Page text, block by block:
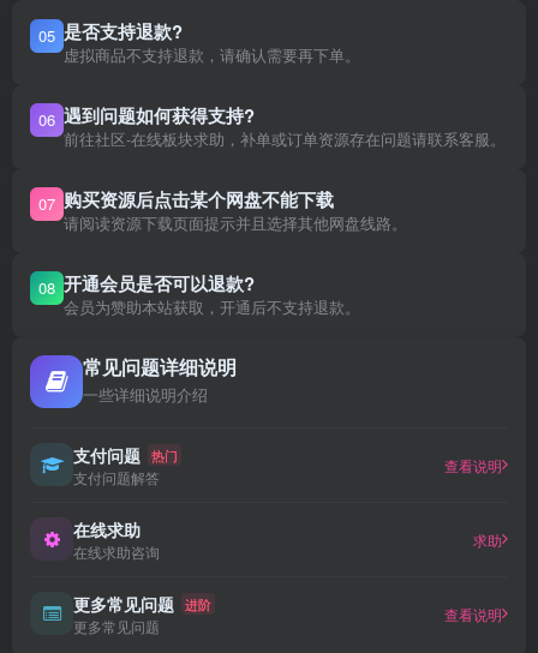
05 是否支持退款?
虚拟商品不支持退款，请确认需要再下单。
06 遇到问题如何获得支持?
前往社区-在线板块求助，补单或订单资源存在问题请联系客服。
07 购买资源后点击某个网盘不能下载
请阅读资源下载页面提示并且选择其他网盘线路。
08 开通会员是否可以退款?
会员为赞助本站获取，开通后不支持退款。
常见问题详细说明
一些详细说明介绍
支付问题 热门
支付问题解答
查看说明
在线求助
在线求助咨询
求助
更多常见问题 进阶
更多常见问题
查看说明